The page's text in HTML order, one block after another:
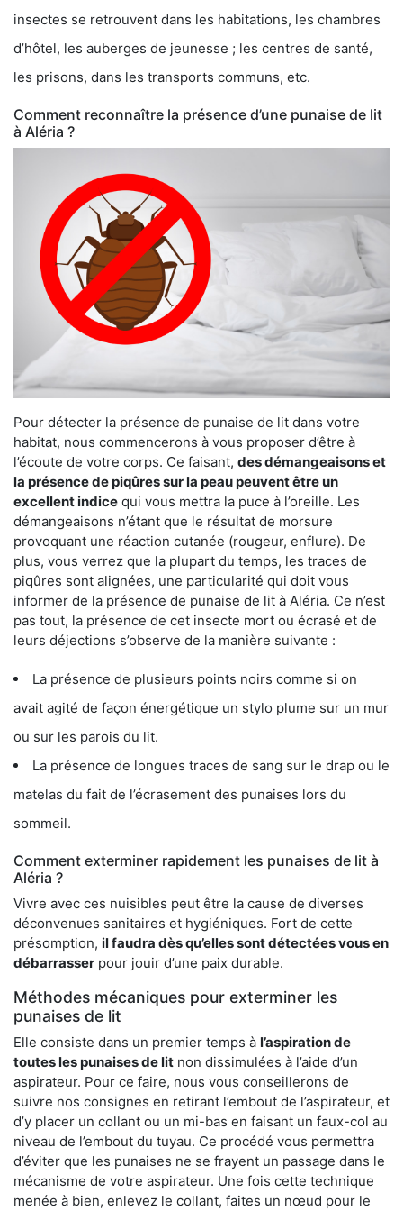
insectes se retrouvent dans les habitations, les chambres
d’hôtel, les auberges de jeunesse ; les centres de santé,
les prisons, dans les transports communs, etc.
Comment reconnaître la présence d’une punaise de lit
à Aléria ?
Pour détecter la présence de punaise de lit dans votre
habitat, nous commencerons à vous proposer d’être à
l’écoute de votre corps. Ce faisant, des démangeaisons et
la présence de piqûres sur la peau peuvent être un
excellent indice qui vous mettra la puce à l’oreille. Les
démangeaisons n’étant que le résultat de morsure
provoquant une réaction cutanée (rougeur, enflure). De
plus, vous verrez que la plupart du temps, les traces de
piqûres sont alignées, une particularité qui doit vous
informer de la présence de punaise de lit à Aléria. Ce n’est
pas tout, la présence de cet insecte mort ou écrasé et de
leurs déjections s’observe de la manière suivante :
La présence de plusieurs points noirs comme si on
avait agité de façon énergétique un stylo plume sur un mur
ou sur les parois du lit.
La présence de longues traces de sang sur le drap ou le
matelas du fait de l’écrasement des punaises lors du
sommeil.
Comment exterminer rapidement les punaises de lit à
Aléria ?
Vivre avec ces nuisibles peut être la cause de diverses
déconvenues sanitaires et hygiéniques. Fort de cette
présomption, il faudra dès qu’elles sont détectées vous en
débarrasser pour jouir d’une paix durable.
Méthodes mécaniques pour exterminer les
punaises de lit
Elle consiste dans un premier temps à l’aspiration de
toutes les punaises de lit non dissimulées à l’aide d’un
aspirateur. Pour ce faire, nous vous conseillerons de
suivre nos consignes en retirant l’embout de l’aspirateur, et
d’y placer un collant ou un mi-bas en faisant un faux-col au
niveau de l’embout du tuyau. Ce procédé vous permettra
d’éviter que les punaises ne se frayent un passage dans le
mécanisme de votre aspirateur. Une fois cette technique
menée à bien, enlevez le collant, faites un nœud pour le